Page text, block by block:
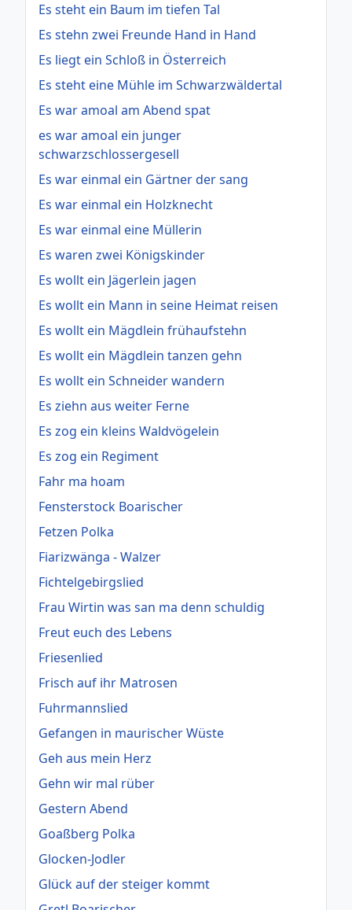
Es steht ein Baum im tiefen Tal
Es stehn zwei Freunde Hand in Hand
Es liegt ein Schloß in Österreich
Es steht eine Mühle im Schwarzwäldertal
Es war amoal am Abend spat
es war amoal ein junger
schwarzschlossergesell
Es war einmal ein Gärtner der sang
Es war einmal ein Holzknecht
Es war einmal eine Müllerin
Es waren zwei Königskinder
Es wollt ein Jägerlein jagen
Es wollt ein Mann in seine Heimat reisen
Es wollt ein Mägdlein frühaufstehn
Es wollt ein Mägdlein tanzen gehn
Es wollt ein Schneider wandern
Es ziehn aus weiter Ferne
Es zog ein kleins Waldvögelein
Es zog ein Regiment
Fahr ma hoam
Fensterstock Boarischer
Fetzen Polka
Fiarizwänga - Walzer
Fichtelgebirgslied
Frau Wirtin was san ma denn schuldig
Freut euch des Lebens
Friesenlied
Frisch auf ihr Matrosen
Fuhrmannslied
Gefangen in maurischer Wüste
Geh aus mein Herz
Gehn wir mal rüber
Gestern Abend
Goaßberg Polka
Glocken-Jodler
Glück auf der steiger kommt